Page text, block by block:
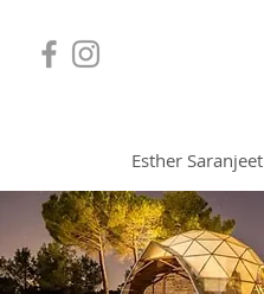
Esther Saranjeet